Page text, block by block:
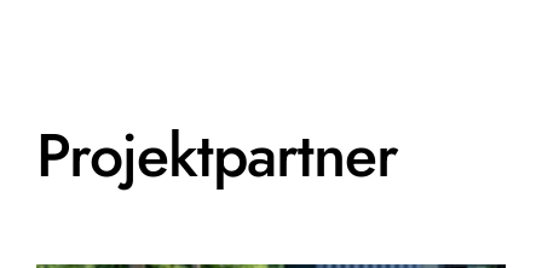
Projektpartner